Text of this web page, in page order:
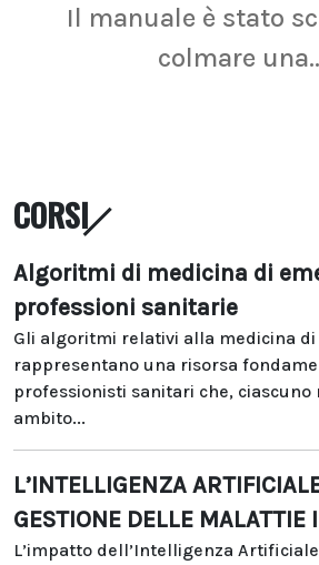
Il manuale è stato
colmare
CORSI
Algoritmi di medicina di
professioni sanitarie
Gli algoritmi relativi alla medicina
rappresentano una risorsa
professionisti sanitari che,
ambito...
L’INTELLIGENZA
GESTIONE DELLE MALATTIE
L’impatto dell’Intelligenza